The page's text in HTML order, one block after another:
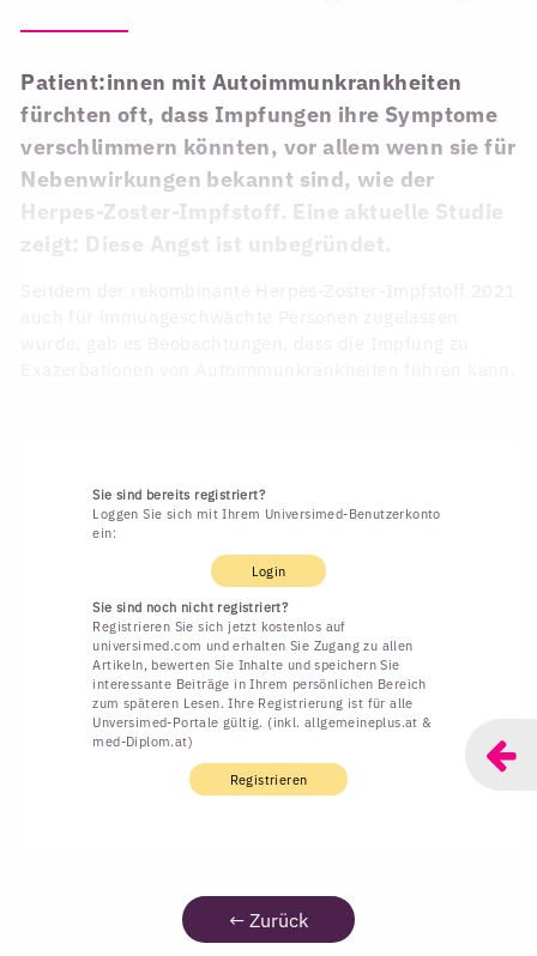
Patient:innen mit Autoimmunkrankheiten
fürchten oft, dass Impfungen ihre Symptome
verschlimmern könnten, vor allem wenn sie für
Nebenwirkungen bekannt sind, wie der
Herpes-Zoster-Impfstoff. Eine aktuelle Studie
zeigt: Diese Angst ist unbegründet.
Sie sind bereits registriert?
Loggen Sie sich mit Ihrem Universimed-Benutzerkonto
ein:
Login
Sie sind noch nicht registriert?
Registrieren Sie sich jetzt kostenlos auf
universimed.com und erhalten Sie Zugang zu allen
Artikeln, bewerten Sie Inhalte und speichern Sie
interessante Beiträge in Ihrem persönlichen Bereich
zum späteren Lesen. Ihre Registrierung ist für alle
Unversimed-Portale gültig. (inkl. allgemeineplus.at &
med-Diplom.at)
Registrieren
← Zurück